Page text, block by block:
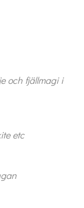
och fjällmagi i
etc
gå på visning
min